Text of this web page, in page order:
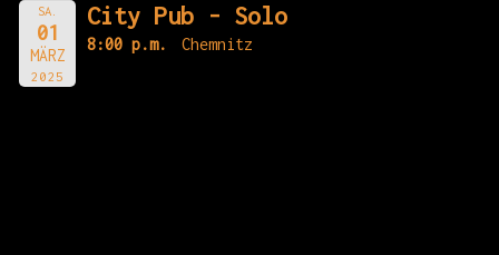
SA.
01
MÄRZ
2025
City Pub - Solo
8:00 p.m. Chemnitz